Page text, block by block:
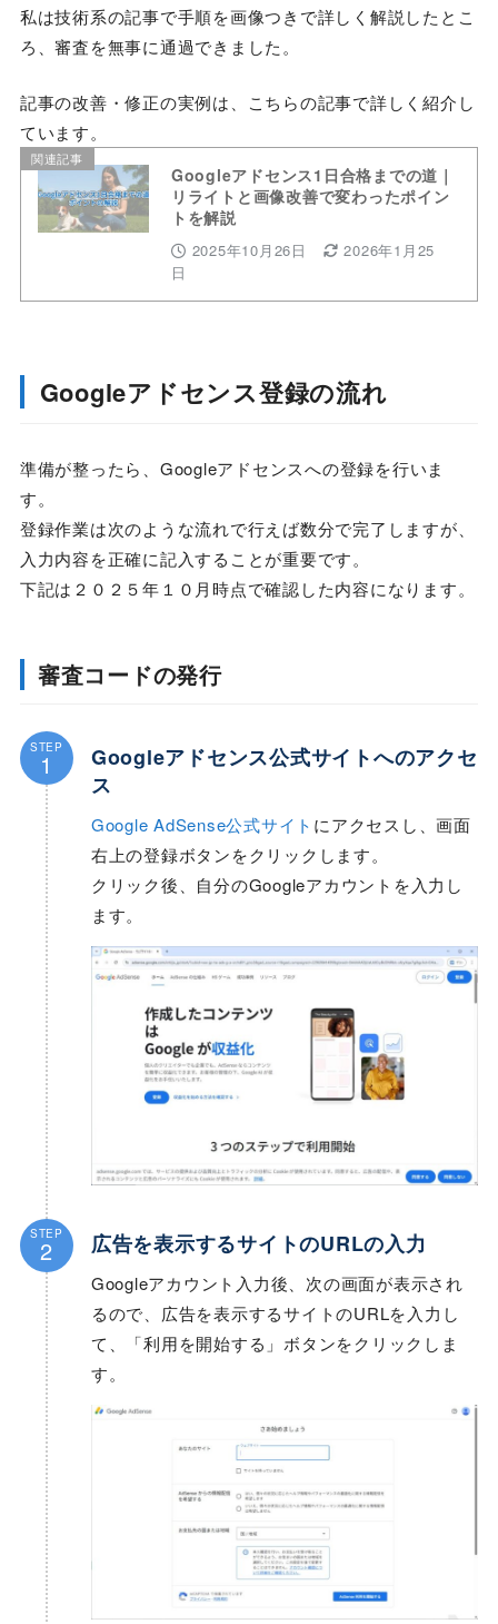
私は技術系の記事で手順を画像つきで詳しく解説したとこ
ろ、審査を無事に通過できました。
記事の改善・修正の実例は、こちらの記事で詳しく紹介し
ています。
関連記事
Googleアドセンス1日合格までの道｜
リライトと画像改善で変わったポイン
トを解説
2025年10月26日
2026年1月25
日
Googleアドセンス登録の流れ
準備が整ったら、Googleアドセンスへの登録を行いま
す。
登録作業は次のような流れで行えば数分で完了しますが、
入力内容を正確に記入することが重要です。
下記は２０２５年１０月時点で確認した内容になります。
審査コードの発行
STEP
1
Googleアドセンス公式サイトへのアクセ
ス
Google AdSense公式サイト にアクセスし、画面
右上の登録ボタンをクリックします。
クリック後、自分のGoogleアカウントを入力し
ます。
STEP
2 広告を表示するサイトのURLの入力
Googleアカウント入力後、次の画面が表示され
るので、広告を表示するサイトのURLを入力し
て、「利用を開始する」ボタンをクリックしま
す。